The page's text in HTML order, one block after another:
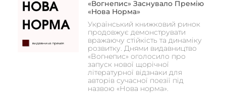
«Вогнепис» Заснувало Премію
«Нова Норма»
Український книжковий ринок
продовжує демонструвати
вражаючу стійкість та динаміку
розвитку. Днями видавництво
«Вогнепис» оголосило про
запуск нової щорічної
літературної відзнаки для
авторів сучасної поезії під
назвою «Нова норма».